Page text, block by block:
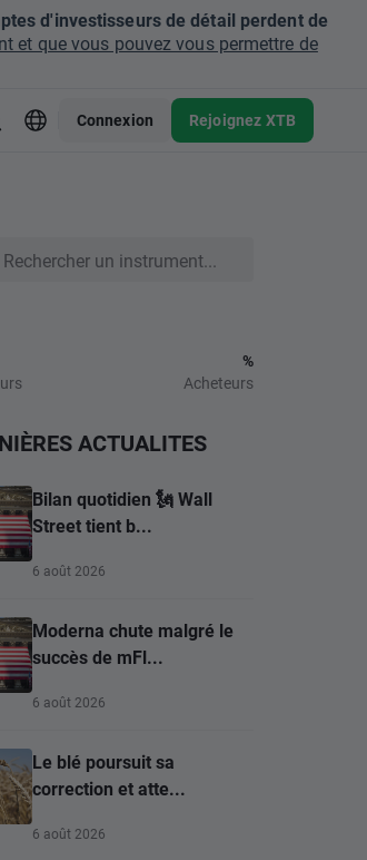
d'investisseurs de détail perdent de
et que vous pouvez vous permettre de
Connexion Rejoignez XTB
%
Acheteurs
ACTUALITES
Bilan quotidien 🗽 Wall
Street tient b...
6 août 2026
Moderna chute malgré le
succès de mFl...
6 août 2026
Le blé poursuit sa
correction et atte...
6 août 2026